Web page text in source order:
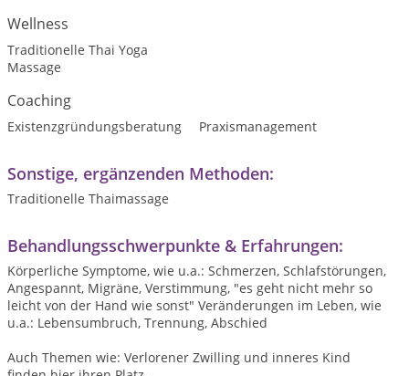
Wellness
Traditionelle Thai Yoga
Massage
Coaching
Existenzgründungsberatung Praxismanagement
Sonstige, ergänzenden Methoden:
Traditionelle Thaimassage
Behandlungsschwerpunkte & Erfahrungen:
Körperliche Symptome, wie u.a.: Schmerzen, Schlafstörungen,
Angespannt, Migräne, Verstimmung, "es geht nicht mehr so
leicht von der Hand wie sonst" Veränderungen im Leben, wie
u.a.: Lebensumbruch, Trennung, Abschied
Auch Themen wie: Verlorener Zwilling und inneres Kind